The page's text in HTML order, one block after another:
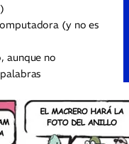
(y no es
aunque no